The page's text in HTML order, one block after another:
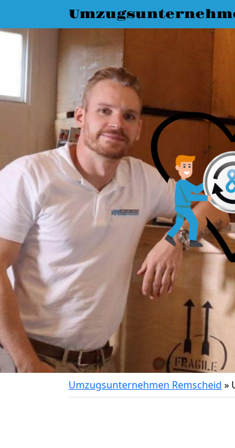
Umzugsunternehmen Remscheid »